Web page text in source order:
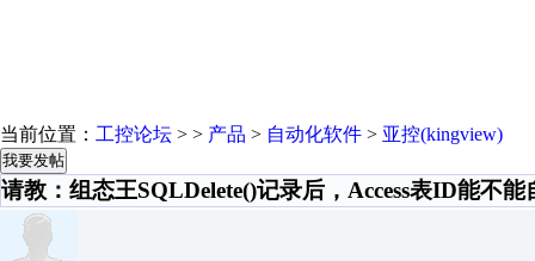
当前位置： 工控论坛 > > 产品 > 自动化软件 > 亚控(kingview)
我要发帖
请教：组态王SQLDelete()记录后，Access表ID能不